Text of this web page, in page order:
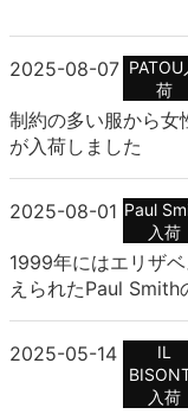
2025-08-07 PATOU
荷
制約の多い服から女
が入荷しました
2025-08-01 Paul
入荷
1999年にはエリザ
えられたPaul Smith
2025-05-14
IL
入荷